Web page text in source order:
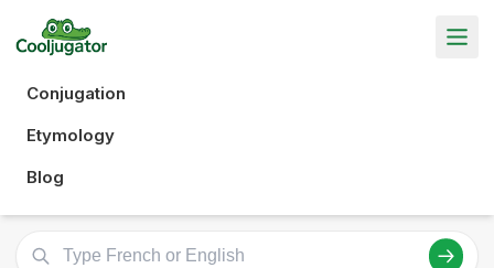
Conjugation
Etymology
Blog